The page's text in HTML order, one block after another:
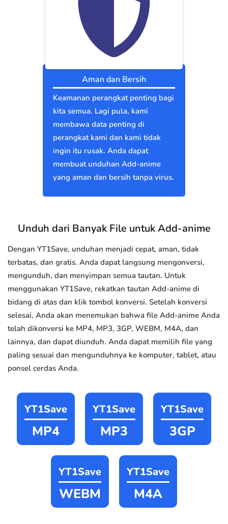
Aman dan Bersih
Keamanan perangkat penting bagi
kita semua. Lagi pula, kami
membawa data penting di
perangkat kami dan kami tidak
ingin itu rusak. Anda dapat
membuat unduhan Add-anime
yang aman dan bersih tanpa virus.
Unduh dari Banyak File untuk Add-anime
Dengan YT1Save, unduhan menjadi cepat, aman, tidak
terbatas, dan gratis. Anda dapat langsung mengonversi,
mengunduh, dan menyimpan semua tautan. Untuk
menggunakan YT1Save, rekatkan tautan Add-anime di
bidang di atas dan klik tombol konversi. Setelah konversi
selesai, Anda akan menemukan bahwa file Add-anime Anda
telah dikonversi ke MP4, MP3, 3GP, WEBM, M4A, dan
lainnya, dan dapat diunduh. Anda dapat memilih file yang
paling sesuai dan mengunduhnya ke komputer, tablet, atau
ponsel cerdas Anda.
YT1Save
MP4
YT1Save
MP3
YT1Save
3GP
YT1Save
WEBM
YT1Save
M4A